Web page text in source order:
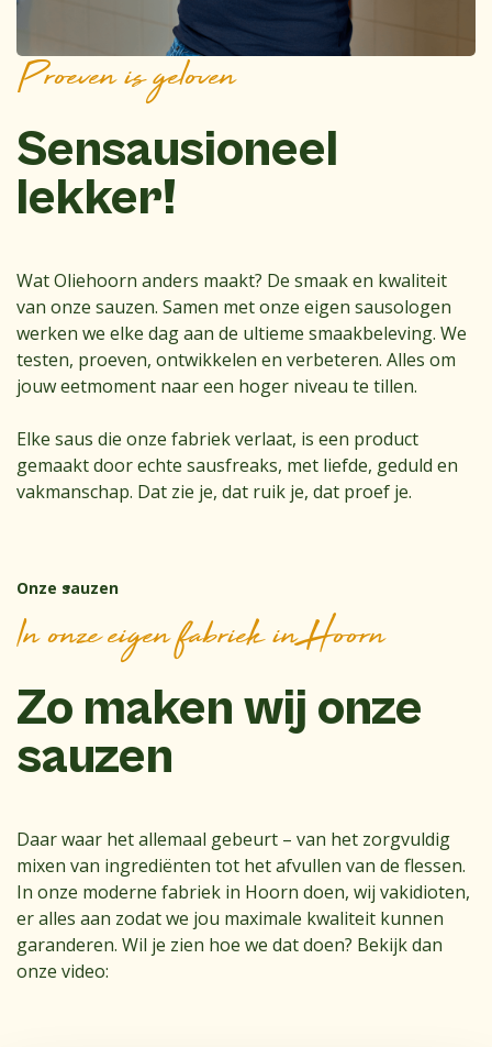
Proeven is geloven
Sensausioneel
lekker!
Wat Oliehoorn anders maakt? De smaak en kwaliteit
van onze sauzen. Samen met onze eigen sausologen
werken we elke dag aan de ultieme smaakbeleving. We
testen, proeven, ontwikkelen en verbeteren. Alles om
jouw eetmoment naar een hoger niveau te tillen.
Elke saus die onze fabriek verlaat, is een product
gemaakt door echte sausfreaks, met liefde, geduld en
vakmanschap. Dat zie je, dat ruik je, dat proef je.
Onze sauzen
In onze eigen fabriek in Hoorn
Zo maken wij onze
sauzen
Daar waar het allemaal gebeurt – van het zorgvuldig
mixen van ingrediënten tot het afvullen van de flessen.
In onze moderne fabriek in Hoorn doen, wij vakidioten,
er alles aan zodat we jou maximale kwaliteit kunnen
garanderen. Wil je zien hoe we dat doen? Bekijk dan
onze video: